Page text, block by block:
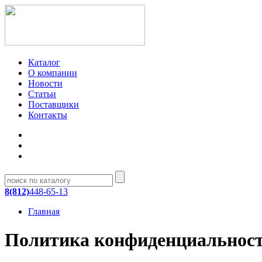
Каталог
О компании
Новости
Статьи
Поставщики
Контакты
8(812)448-65-13
Главная
Политика